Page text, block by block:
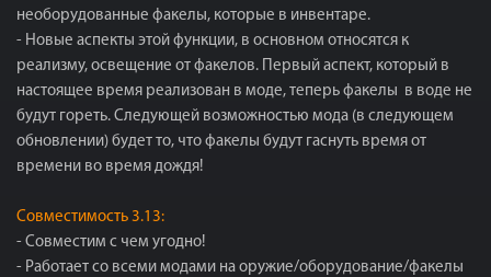
необорудованные факелы, которые в инвентаре.
- Новые аспекты этой функции, в основном относятся к
реализму, освещение от факелов. Первый аспект, который в
настоящее время реализован в моде, теперь факелы в воде не
будут гореть. Следующей возможностью мода (в следующем
обновлении) будет то, что факелы будут гаснуть время от
времени во время дождя!
Совместимость 3.13:
- Совместим с чем угодно!
- Работает со всеми модами на оружие/оборудование/факелы